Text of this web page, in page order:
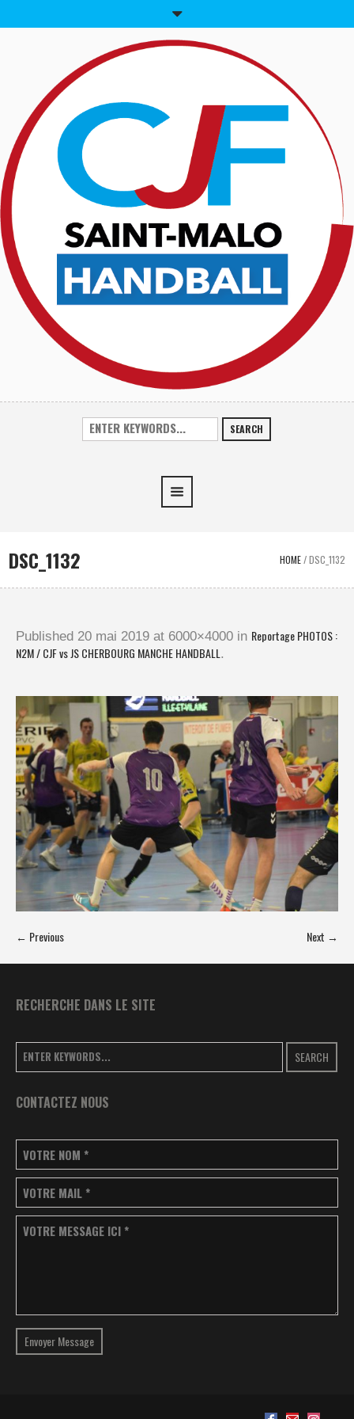
SEARCH
DSC_1132 HOME/DSC_1132
Published 20 mai 2019 at 6000×4000 in Reportage PHOTOS :
N2M / CJF vs JS CHERBOURG MANCHE HANDBALL .
← Previous Next →
RECHERCHE DANS LE SITE
SEARCH
CONTACTEZ NOUS
VOTRE NOM *
VOTRE MAIL *
VOTRE MESSAGE ICI *
Envoyer Message